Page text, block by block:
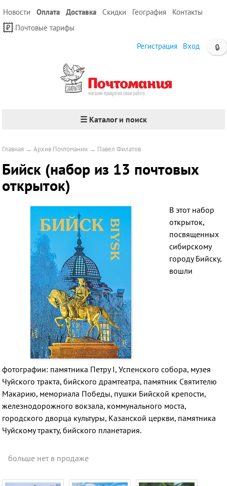
Новости Оплата Доставка Скидки География
Контакты
Почтовые тарифы
🔒
Регистрация Вход
☰ Каталог и поиск
Главная →Архив Почтомании → Павел Филатов
Бийск (набор из 13 почтовых
открыток)
В этот набор
открыток,
посвященных
сибирскому
городу Бийску,
вошли
фотографии: памятника Петру I, Успенского собора, музея
Чуйского тракта, бийского драмтеатра, памятник Святителю
Макарию, мемориала Победы, пушки Бийской крепости,
железнодорожного вокзала, коммунального моста,
городского дворца культуры, Казанской церкви, памятника
Чуйскому тракту, бийского планетария.
больше нет в продаже